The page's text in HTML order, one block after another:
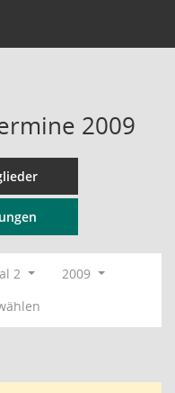
2009
2
2009